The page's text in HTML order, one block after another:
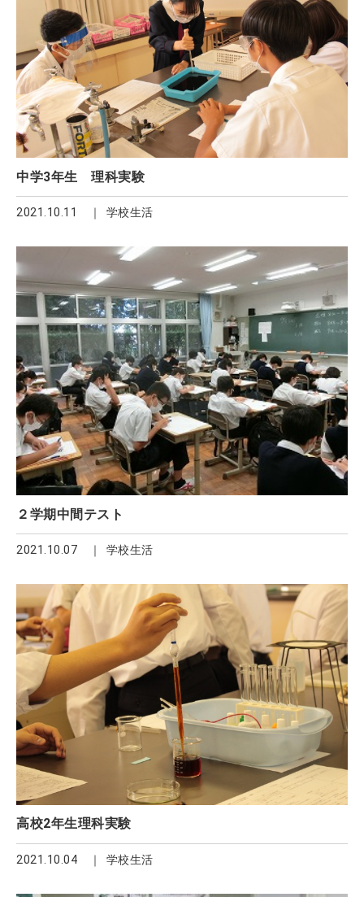
中学3年生 理科実験
2021.10.11 学校生活
２学期中間テスト
2021.10.07 学校生活
高校2年生理科実験
2021.10.04 学校生活